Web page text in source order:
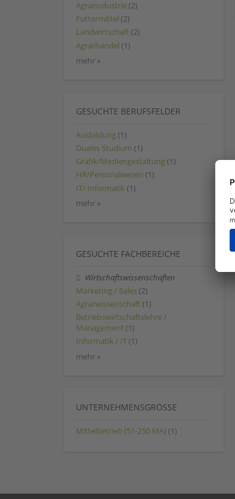
Agrarindustrie (2)
Futtermittel (2)
Landwirtschaft (2)
Agrarhandel (1)
mehr »
GESUCHTE BERUFSFELDER
Ausbildung (1)
Duales Studium (1)
Grafik/Mediengestaltung (1)
HR/Personalwesen (1)
IT/ Informatik (1)
mehr »
GESUCHTE FACHBEREICHE
Wirtschaftswissenschaften
Marketing / Sales (2)
Agrarwissenschaft (1)
Betriebswirtschaftslehre /
Management (1)
Informatik / IT (1)
mehr »
UNTERNEHMENSGRÖSSE
Mittelbetrieb (51-250 MA) (1)